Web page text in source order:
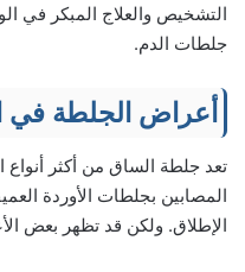
التشخيص والعلاج المبكر في
جلطات الدم.
أعراض الجلطة في
المصابين بجلطات الأوردة
الإطلاق. ولكن قد تظهر بعض